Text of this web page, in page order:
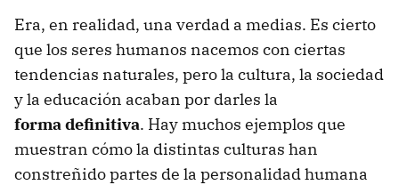
Era, en realidad, una verdad a medias. Es cierto
que los seres humanos nacemos con ciertas
tendencias naturales, pero la cultura, la sociedad
y la educación acaban por darles la
formadefinitiva. Hay muchos ejemplos que
muestran cómo la distintas culturas han
constreñido partes de la personalidad humana